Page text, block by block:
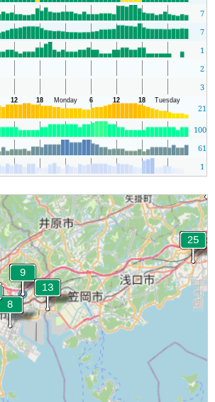
7
7
1
2
3
21
1007
61
1